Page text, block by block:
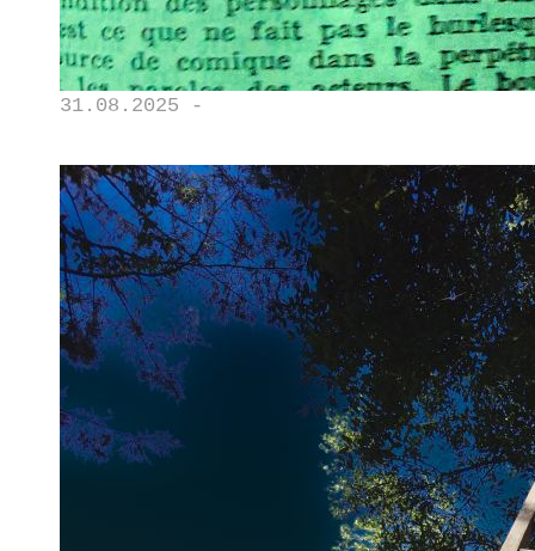
31.08.2025 -